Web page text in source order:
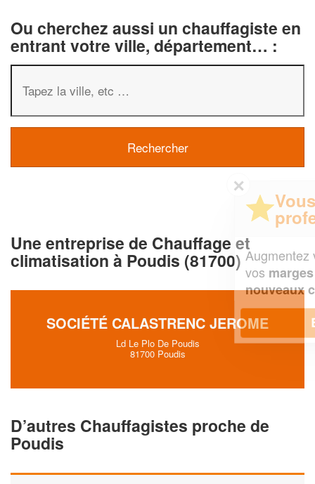
Ou cherchez aussi un chauffagiste en
entrant votre ville, département… :
Une entreprise de Chauffage et
climatisation à Poudis (81700)
SOCIÉTÉ CALASTRENC JEROME
Ld Le Plo De Poudis
81700 Poudis
D’autres Chauffagistes proche de
Poudis
Augmentez votrechiffre d'affaireset
vos margestout en gagnant de
nouveaux clients!
En savoir plus